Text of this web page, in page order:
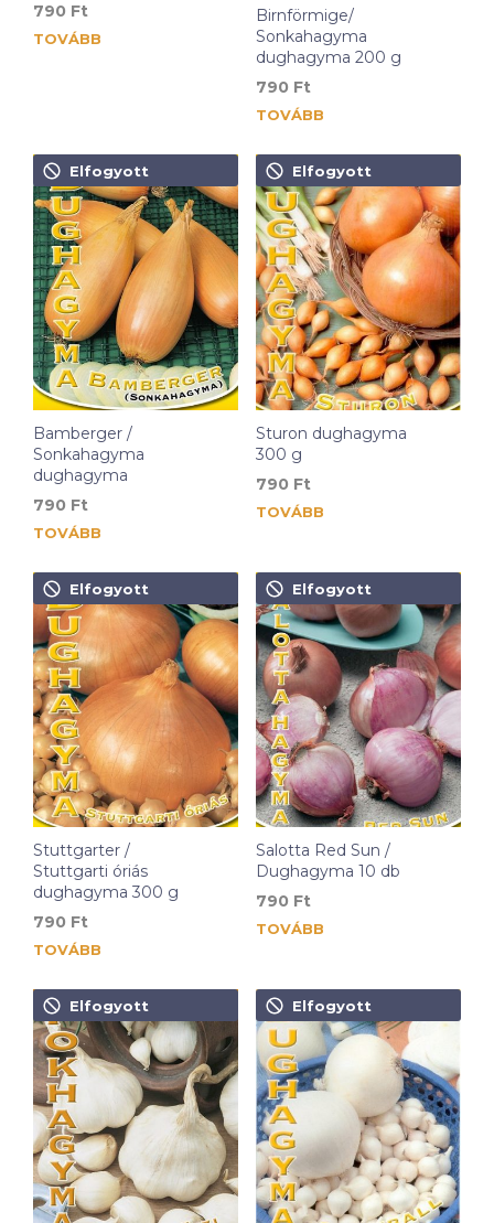
790 Ft
TOVÁBB
Birnförmige/
Sonkahagyma
dughagyma 200 g
790 Ft
TOVÁBB
Bamberger /
Sonkahagyma
dughagyma
790 Ft
Elfogyott
TOVÁBB
Sturon dughagyma
300 g
790 Ft
Elfogyott
TOVÁBB
Stuttgarter /
Stuttgarti óriás
dughagyma 300 g
790 Ft
Elfogyott
TOVÁBB
Salotta Red Sun /
Dughagyma 10 db
790 Ft
Elfogyott
TOVÁBB
Elfogyott Elfogyott